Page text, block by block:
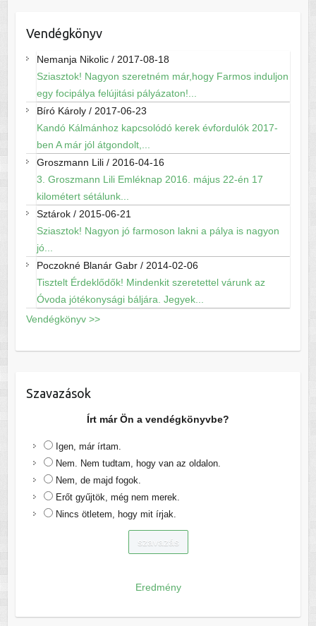
Vendégkönyv
Nemanja Nikolic/ 2017-08-18
Sziasztok! Nagyon szeretném már,hogy Farmos induljon
egy focipálya felújitási pályázaton!...
Bíró Károly/ 2017-06-23
Kandó Kálmánhoz kapcsolódó kerek évfordulók 2017-
ben A már jól átgondolt,...
Groszmann Lili/ 2016-04-16
3. Groszmann Lili Emléknap 2016. május 22-én 17
kilométert sétálunk...
Sztárok/ 2015-06-21
Sziasztok! Nagyon jó farmoson lakni a pálya is nagyon
jó...
Poczokné Blanár Gabr/ 2014-02-06
Tisztelt Érdeklődők! Mindenkit szeretettel várunk az
Óvoda jótékonysági báljára. Jegyek...
Vendégkönyv >>
Szavazások
Írt már Ön a vendégkönyvbe?
Igen, már írtam.
Nem. Nem tudtam, hogy van az oldalon.
Nem, de majd fogok.
Erőt gyűjtök, még nem merek.
Nincs ötletem, hogy mit írjak.
Eredmény